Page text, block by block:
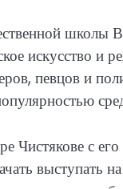
школы
искусство и
певцов и
Чистякове с
выступать